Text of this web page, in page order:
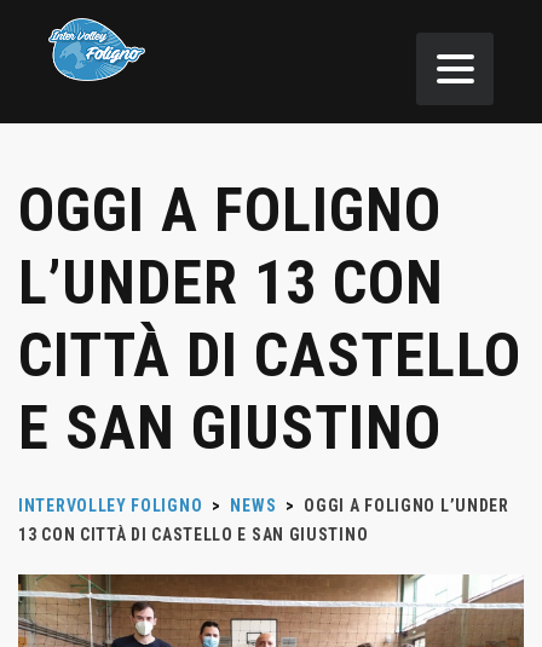
OGGI A FOLIGNO
L’UNDER 13 CON
CITTÀ DI CASTELLO
E SAN GIUSTINO
INTERVOLLEY FOLIGNO > NEWS >
OGGI A FOLIGNO L’UNDER
13 CON CITTÀ DI CASTELLO E SAN GIUSTINO